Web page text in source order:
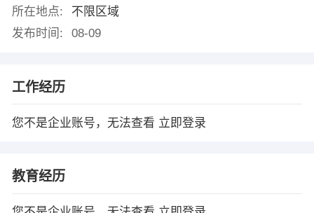
所在地点:
不限区域
发布时间:
08-09
工作经历
您不是企业账号，无法查看 立即登录
教育经历